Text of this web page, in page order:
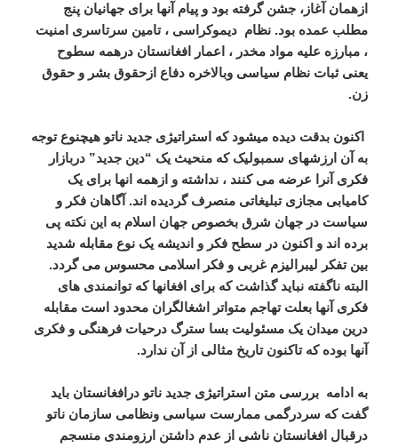
ازهمان آغاز، جشن گرفته بود و پیام آنها برای جهانیان پنج
مطلب عمده بود. نظام دیموکراسی ، تامین سرتاسری امنیت
، مبارزه علیه مواد مخدر ، اعمار افغانستان درهمه سطوح
یعنی ثبات نظام سیاسی وبالاخره دفاع ازحقوق بشر و حقوق
زن.
اکنون بدقت دیده میشود که استراتیژی جدید ناتو هیچنوع توجه
به آن ارزشهای سمبولیک که منحیث یک “دین جدید” دربازار
فکری آنرا عرضه می کنند ، نداشته و ازهمه انها برای یک
کامیابی مجازی تبلیغاتی منصرف گردیده اند. آگاهان فکر و
سیاست در جهان شرق بخصوص جهان اسلام به این نکته پی
برده اند و اکنون در سطح فکر و اندیشه یک نوع مقابله شدید
بین تفکر لیبرالیزم غربی و فکر اسلامی محسوس می گردد.
البته ناگفته نباید گذاشت که برای افغانها که توانمندی های
فکری آنها بعلت تهاجم متواتر اشغالگران محدود است مقابله
درین میدان یک مسئولیت بسا سترگ درحیات فرهنگی و فکری
آنها بوده که تاکنون تاریخ مثالی از آن ندارد.
به ادامه بررسی متن استراتیژی جدید ناتو درافغانستان باید
گفت که سردرگمی ممارست سیاسی ونظامی سازمان ناتو
درقبال افغانستان ناشی از عدم داشتن ارزومندی منسجم